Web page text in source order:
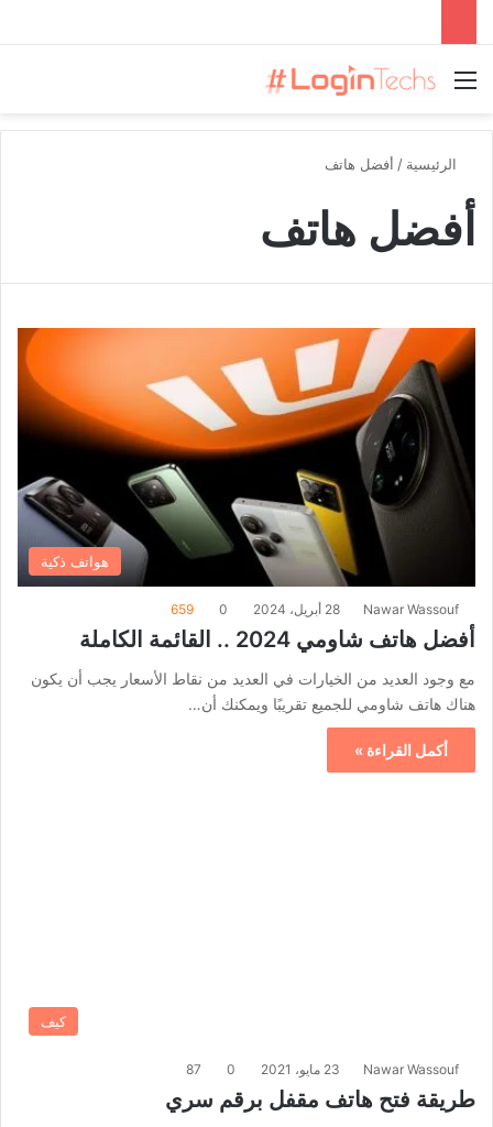
القائمة
الرئيسية / أفضل هاتف
أفضل هاتف
هواتف ذكية
Nawar Wassouf 28 أبريل، 2024 0
659
أفضل هاتف شاومي 2024 .. القائمة الكاملة
مع وجود العديد من الخيارات في العديد من نقاط الأسعار يجب أن يكون
هناك هاتف شاومي للجميع تقريبًا ويمكنك أن…
أكمل القراءة »
كيف
Nawar Wassouf 23 مايو، 2021 0
87
طريقة فتح هاتف مقفل برقم سري